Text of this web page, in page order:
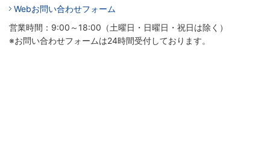
Webお問い合わせフォーム
営業時間：9:00～18:00（土曜日・日曜日・祝日は除く）
※お問い合わせフォームは24時間受付しております。